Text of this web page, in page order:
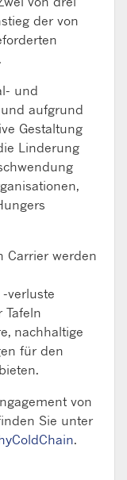
der von
und
aufgrund
Gestaltung
Linderung
Carrier werden
verluste
Tafeln
nachhaltige
für den
von
Sie unter
.